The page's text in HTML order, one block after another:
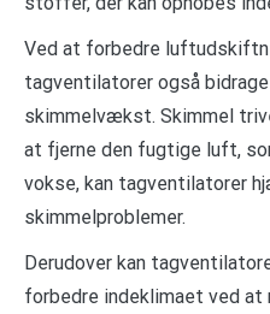
Ved at forbedre
tagventilatorer også
skimmelvækst. Skimmel
at fjerne den fugtige luft,
vokse, kan tagventilatorer
skimmelproblemer.
Derudover kan
forbedre indeklimaet ved at